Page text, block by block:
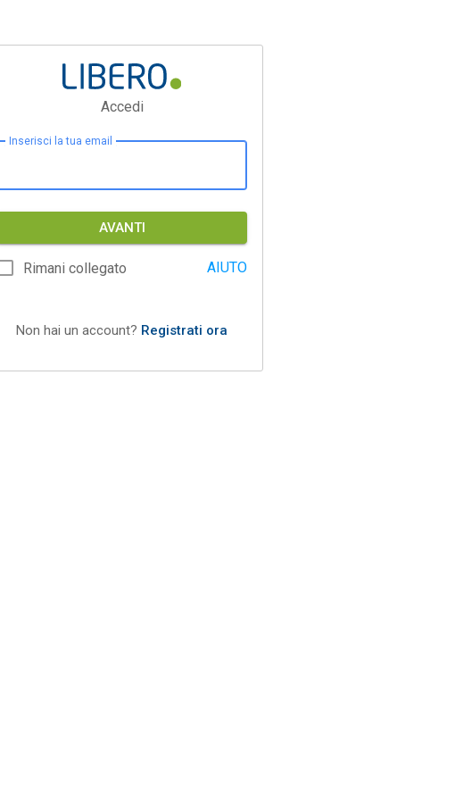
Accedi
Inserisci la tua email
AVANTI
Rimani collegato AIUTO
Non hai un account? Registrati ora